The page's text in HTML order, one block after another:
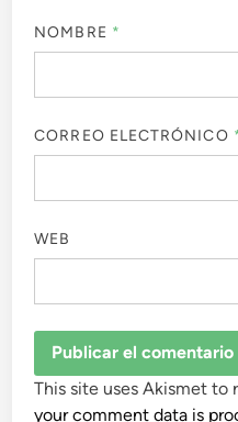
NOMBRE *
CORREO ELECTRÓNICO
WEB
This site uses Akismet to
your comment data is